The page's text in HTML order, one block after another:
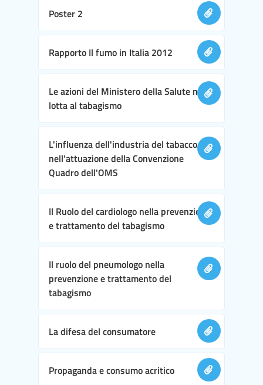
Poster 2
Rapporto Il fumo in Italia 2012
Le azioni del Ministero della Salute nella
lotta al tabagismo
L'influenza dell'industria del tabacco
nell'attuazione della Convenzione
Quadro dell'OMS
Il Ruolo del cardiologo nella prevenzione
e trattamento del tabagismo
Il ruolo del pneumologo nella
prevenzione e trattamento del
tabagismo
La difesa del consumatore
Propaganda e consumo acritico